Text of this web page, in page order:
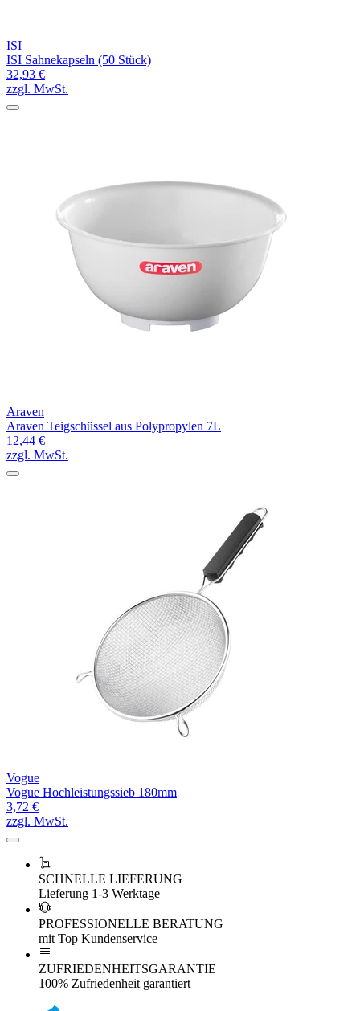
ISI
ISI Sahnekapseln (50 Stück)
32,93 €
zzgl. MwSt.
Araven
Araven Teigschüssel aus Polypropylen 7L
12,44 €
zzgl. MwSt.
Vogue
Vogue Hochleistungssieb 180mm
3,72 €
zzgl. MwSt.
SCHNELLE LIEFERUNG
Lieferung 1-3 Werktage
PROFESSIONELLE BERATUNG
mit Top Kundenservice
ZUFRIEDENHEITSGARANTIE
100% Zufriedenheit garantiert